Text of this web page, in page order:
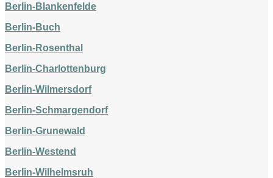
Berlin-Blankenfelde
Berlin-Buch
Berlin-Rosenthal
Berlin-Charlottenburg
Berlin-Wilmersdorf
Berlin-Schmargendorf
Berlin-Grunewald
Berlin-Westend
Berlin-Wilhelmsruh